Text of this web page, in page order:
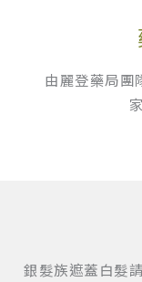
由麗登藥局團
銀髮族遮蓋白髮